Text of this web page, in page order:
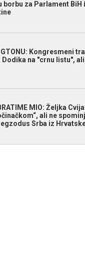
borbu za Parlament BiH i
Kongresmeni
na "crnu listu",
MIO: Željka
ali ne
Srba iz